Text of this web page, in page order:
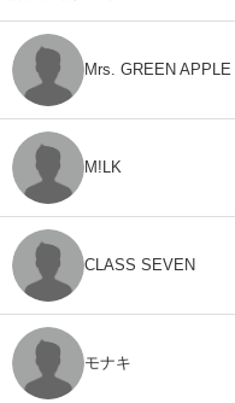
Mrs. GREEN APPLE
M!LK
CLASS SEVEN
モナキ